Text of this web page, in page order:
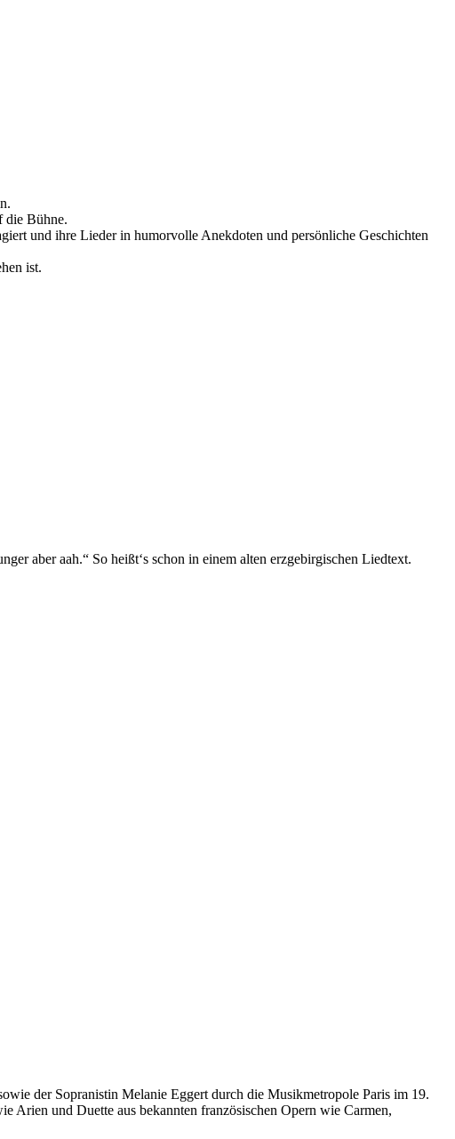
die Bühne.
und ihre Lieder in humorvolle Anekdoten und persönliche Geschichten
ist.
aber aah.“ So heißt‘s schon in einem alten erzgebirgischen Liedtext.
der Sopranistin Melanie Eggert durch die Musikmetropole Paris im 19.
Arien und Duette aus bekannten französischen Opern wie Carmen,